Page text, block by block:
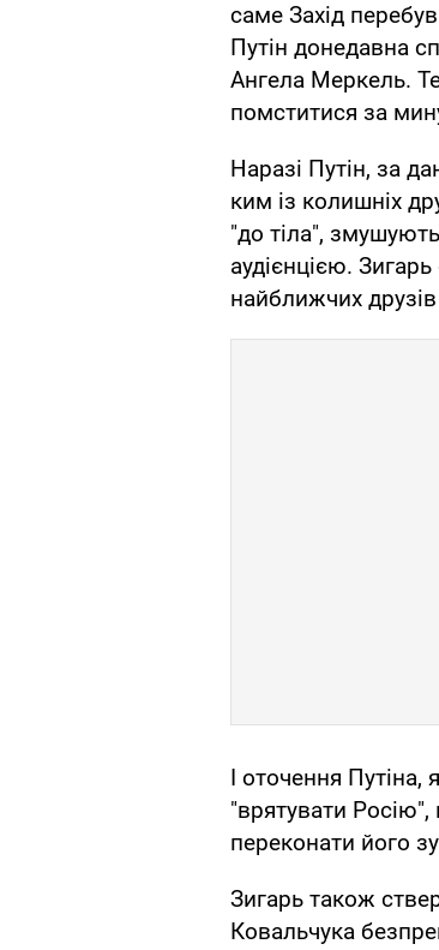
саме Захід
Путін донедавна
Ангела Меркель.
помститися за
Наразі Путін, за
ким із колишніх
"до тіла",
аудієнцією.
найближчих
І оточення
"врятувати
переконати його
Зигарь також
Ковальчука